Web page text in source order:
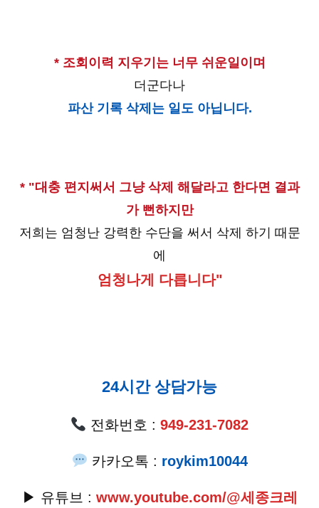
* 조회이력 지우기는 너무 쉬운일이며
더군다나
파산 기록 삭제는 일도 아닙니다.
* "대충 편지써서 그냥 삭제 해달라고 한다면 결과
가 뻔하지만
저희는 엄청난 강력한 수단을 써서 삭제 하기 때문
에
엄청나게 다릅니다"
24시간 상담가능
전화번호 :949-231-7082
카카오톡 : roykim10044
▶ 유튜브 : www.youtube.com/@세종크레